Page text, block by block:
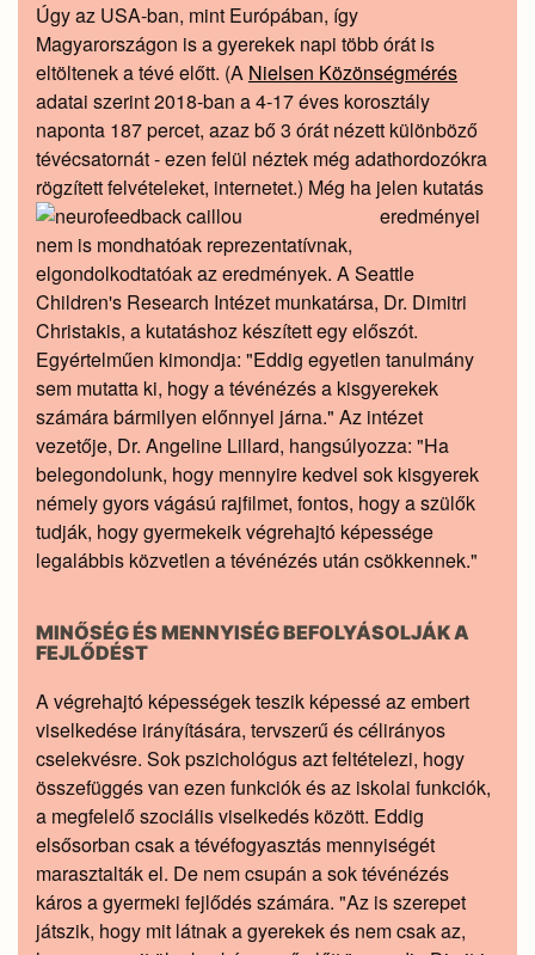
Úgy az USA-ban, mint Európában, így
Magyarországon is a gyerekek napi több órát is
eltöltenek a tévé előtt. (A Nielsen Közönségmérés
adatai szerint 2018-ban a 4-17 éves korosztály
naponta 187 percet, azaz bő 3 órát nézett különböző
tévécsatornát - ezen felül néztek még adathordozókra
rögzített felvételeket, internetet.) Még ha jelen kutatás
eredményei
nem is mondhatóak reprezentatívnak,
elgondolkodtatóak az eredmények. A Seattle
Children's Research Intézet munkatársa, Dr. Dimitri
Christakis, a kutatáshoz készített egy előszót.
Egyértelműen kimondja: "Eddig egyetlen tanulmány
sem mutatta ki, hogy a tévénézés a kisgyerekek
számára bármilyen előnnyel járna." Az intézet
vezetője, Dr. Angeline Lillard, hangsúlyozza: "Ha
belegondolunk, hogy mennyire kedvel sok kisgyerek
némely gyors vágású rajfilmet, fontos, hogy a szülők
tudják, hogy gyermekeik végrehajtó képessége
legalábbis közvetlen a tévénézés után csökkennek."
MINŐSÉG ÉS MENNYISÉG BEFOLYÁSOLJÁK A
FEJLŐDÉST
A végrehajtó képességek teszik képessé az embert
viselkedése irányítására, tervszerű és célirányos
cselekvésre. Sok pszichológus azt feltételezi, hogy
összefüggés van ezen funkciók és az iskolai funkciók,
a megfelelő szociális viselkedés között. Eddig
elsősorban csak a tévéfogyasztás mennyiségét
marasztalták el. De nem csupán a sok tévénézés
káros a gyermeki fejlődés számára. "Az is szerepet
játszik, hogy mit látnak a gyerekek és nem csak az,